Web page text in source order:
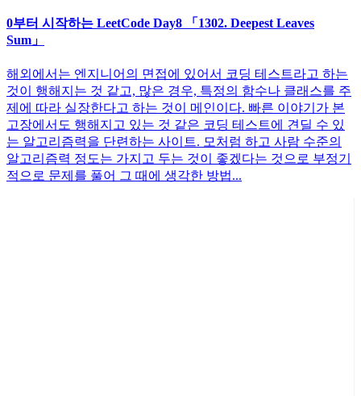
0부터 시작하는 LeetCode Day8 「1302. Deepest Leaves
Sum」
해외에서는 엔지니어의 면접에 있어서 코딩 테스트라고 하는
것이 행해지는 것 같고, 많은 경우, 특정의 함수나 클래스를 주
제에 따라 실장한다고 하는 것이 메인이다. 빠른 이야기가 본
고장에서도 행해지고 있는 것 같은 코딩 테스트에 견딜 수 있
는 알고리즘력을 단련하는 사이트. 모처럼 하고 사람 수준의
알고리즘력 정도는 가지고 두는 것이 좋겠다는 것으로 부정기
적으로 문제를 풀어 그 때에 생각한 방법...